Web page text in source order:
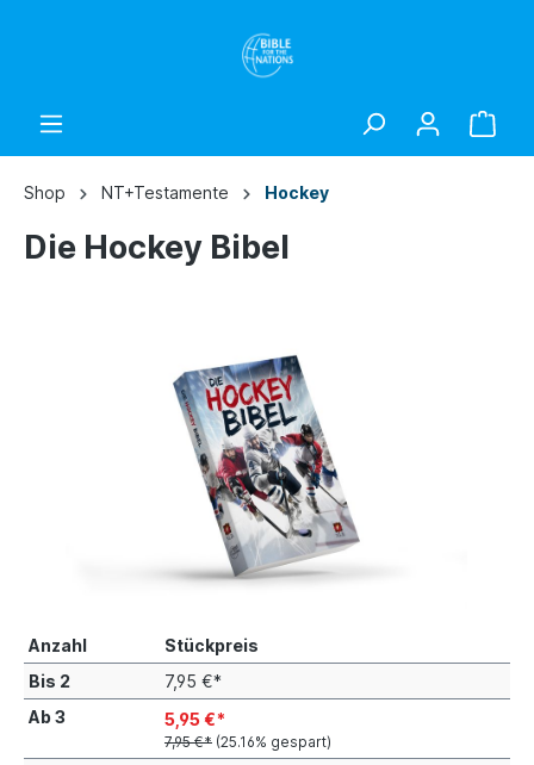
Shop NT+Testamente Hockey
Die Hockey Bibel
Anzahl
Stückpreis
Bis 2
7,95 €*
Ab3 5,95 €*
7,95 €* (25.16% gespart)